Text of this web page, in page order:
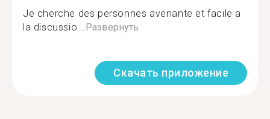
Je cherche des personnes avenante et facile a
la discussio...Развернуть
Скачать приложение